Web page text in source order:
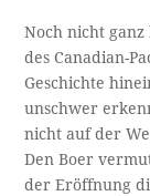
Noch nicht
des Canadian-
Geschichte
unschwer
nicht auf der
Den Boer
der Eröffnung